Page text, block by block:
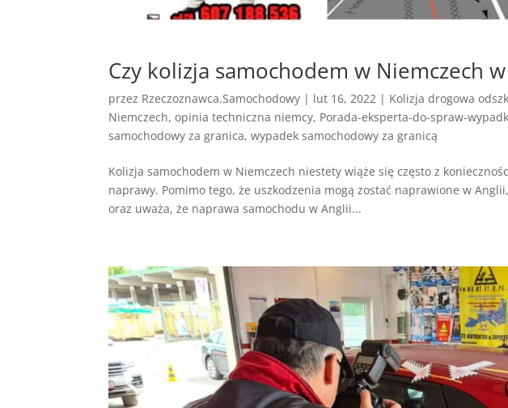
Czy kolizja samochodem w Niemczech
przez Rzeczoznawca.Samochodowy | lut 16, 2022 | Kolizja drogowa
Niemczech,opinia techniczna niemcy, Porada-eksperta-do-spraw-
samochodowy za granica,wypadek samochodowy za granicą
Kolizja samochodem w Niemczech niestety wiąże się często z
naprawy. Pomimo tego, że uszkodzenia mogą zostać naprawione w
oraz uważa, że naprawa samochodu w Anglii...